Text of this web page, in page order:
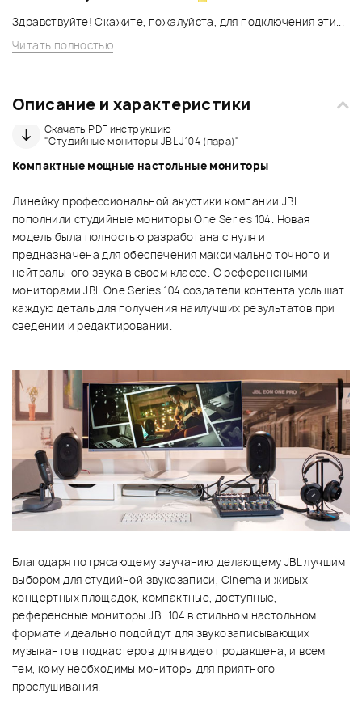
Здравствуйте! Скажите, пожалуйста, для подключения эти...
Читать полностью
Описание и характеристики
Скачать PDF инструкцию
"Студийные мониторы JBL J104 (пара)"
Компактные мощные настольные мониторы
Линейку профессиональной акустики компании JBL
пополнили студийные мониторы One Series 104. Новая
модель была полностью разработана с нуля и
предназначена для обеспечения максимально точного и
нейтрального звука в своем классе. С референсными
мониторами JBL One Series 104 создатели контента услышат
каждую деталь для получения наилучших результатов при
сведении и редактировании.
Благодаря потрясающему звучанию, делающему JBL лучшим
выбором для студийной звукозаписи, Cinema и живых
концертных площадок, компактные, доступные,
референсные мониторы JBL 104 в стильном настольном
формате идеально подойдут для звукозаписывающих
музыкантов, подкастеров, для видео продакшена, и всем
тем, кому необходимы мониторы для приятного
прослушивания.